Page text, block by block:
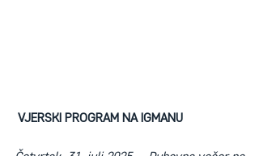
VJERSKI PROGRAM NA IGMANU